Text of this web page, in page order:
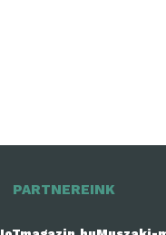
PARTNEREINK